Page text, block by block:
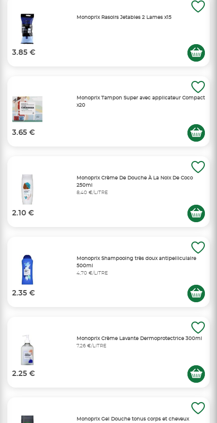
Monoprix Rasoirs Jetables 2 Lames x15
3.85 €
Monoprix Tampon Super avec applicateur Compact
x20
3.65 €
Monoprix Crème De Douche À La Noix De Coco
250ml
8,40 €/LITRE
2.10 €
Monoprix Shampooing très doux antipelliculaire
500ml
4,70 €/LITRE
2.35 €
Monoprix Crème Lavante Dermoprotectrice 300ml
7,26 €/LITRE
2.25 €
Monoprix Gel Douche tonus corps et cheveux